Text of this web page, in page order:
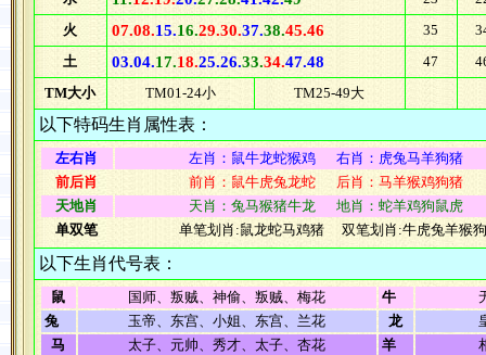
火
07.08.15.16.29.30.37.38.45.46 35
土
03.04.17.18.25.26.33.34.47.48 47
TM大小
TM01-24小 TM25-49大
以下特码生肖属性表：
左右肖
左肖：鼠牛龙蛇猴鸡 右肖：虎兔马羊狗猪
前后肖
前肖：鼠牛虎兔龙蛇 后肖：马羊猴鸡狗猪
天地肖
天肖：兔马猴猪牛龙 地肖：蛇羊鸡狗鼠虎
单双笔
单笔划肖:鼠龙蛇马鸡猪 双笔划肖:牛虎兔羊猴狗
以下生肖代号表：
鼠 国师、叛贼、神偷、叛贼、梅花 牛
兔
玉帝、东宫、小姐、东宫、兰花 龙
马
太子、元帅、秀才、太子、杏花 羊